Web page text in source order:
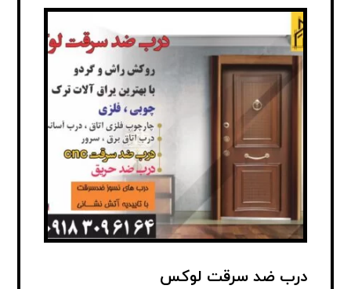
درب ضد سرقت لوکس